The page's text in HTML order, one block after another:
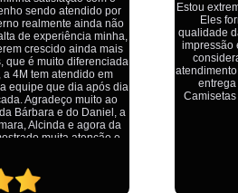
serviço da 4M Camisetas!
a minha pizzaria, e a
O tecido é confortável, a
foi justo, especialmente
produto. Além disso, o
o primeiro contato até a
recomendo a 4M
de qualidade e um
Ótimo